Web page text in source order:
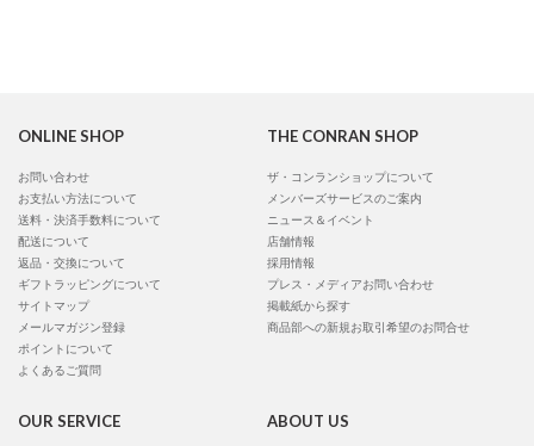
ONLINE SHOP
お問い合わせ
お支払い方法について
送料・決済手数料について
配送について
返品・交換について
ギフトラッピングについて
サイトマップ
メールマガジン登録
ポイントについて
よくあるご質問
THE CONRAN SHOP
ザ・コンランショップについて
メンバーズサービスのご案内
ニュース＆イベント
店舗情報
採用情報
プレス・メディアお問い合わせ
掲載紙から探す
商品部への新規お取引希望のお問合せ
OUR SERVICE ABOUT US